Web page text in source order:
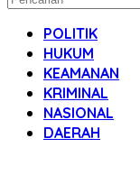
POLITIK
HUKUM
KEAMANAN
KRIMINAL
NASIONAL
DAERAH